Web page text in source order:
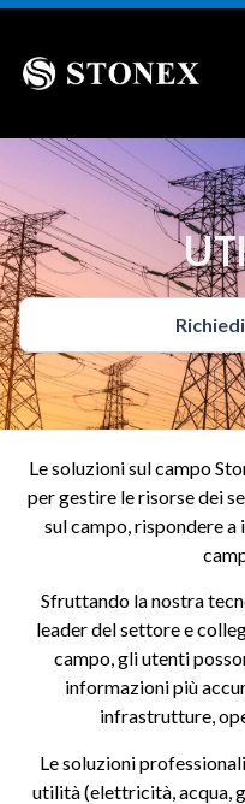
Le soluzioni sul campo
per gestire le risorse dei
sul campo, rispondere
Sfruttando la nostra
leader del settore e
campo, gli utenti
informazioni più
infrastrutture,
Le soluzioni
utilità (elettricità, acqua,